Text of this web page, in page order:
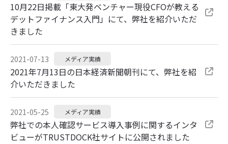
10月22日掲載「東大発ベンチャー現役CFOが教える
デットファイナンス入門」にて、弊社を紹介いただ
きました
2021-07-13 メディア実績
2021年7月13日の日本経済新聞朝刊にて、弊社を紹
介いただきました
2021-05-25 メディア実績
弊社での本人確認サービス導入事例に関するインタ
ビューがTRUSTDOCK社サイトに公開されました